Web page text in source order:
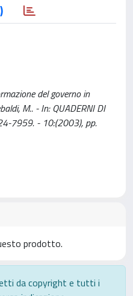
del governo in
M.. - In: QUADERNI DI
7959. - 10:(2003), pp.
prodotto.
da copyright e tutti i